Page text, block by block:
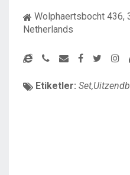
Wolphaertsbocht 436,
Netherlands
Etiketler: